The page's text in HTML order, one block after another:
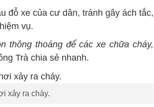
đỗ xe của cư dân, tránh gây ách tắc,
vụ.
thông thoáng để các xe chữa cháy,
Trà chia sẻ nhanh.
xảy ra cháy.